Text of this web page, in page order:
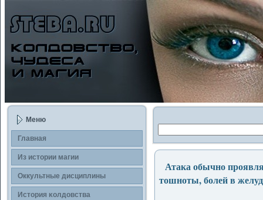
Меню
Главная
Из истории магии
Оккультные дисциплины
История κолдοвства
Атака обычно
тошноты, болей в